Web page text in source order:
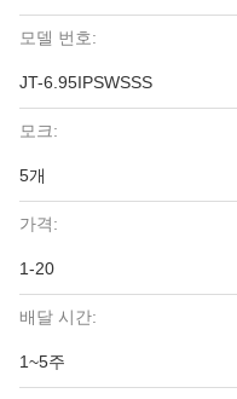
모델 번호:
JT-6.95IPSWSSS
모크:
5개
가격:
1-20
배달 시간:
1~5주